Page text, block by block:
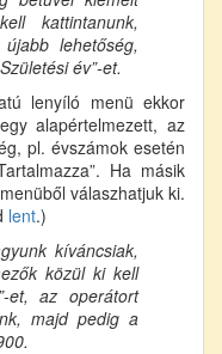
kattintanunk,
lehetőség,
év”-et.
lenyíló menü ekkor
alapértelmezett, az
pl. évszámok esetén
Ha másik
válaszhatjuk ki.
lent.)
kíváncsiak,
közül ki kell
et, az operátort
majd pedig a